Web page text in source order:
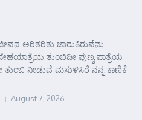
ಅರಿತರಿತು ಜಾರುತಿರುವೆನು
ತುಂಬಿದೀ ಪುಣ್ಯ ಪಾತ್ರೆಯ
ನೀಡುವೆ ಮಸುಳಿಸಿರೆ ನನ್ನ ಕಾಣಿಕೆ
August 7, 2026